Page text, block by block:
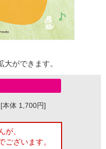
ができます。
体 1,700円]
が、
ございます。